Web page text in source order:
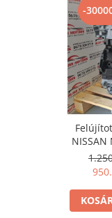
-
NISSAN